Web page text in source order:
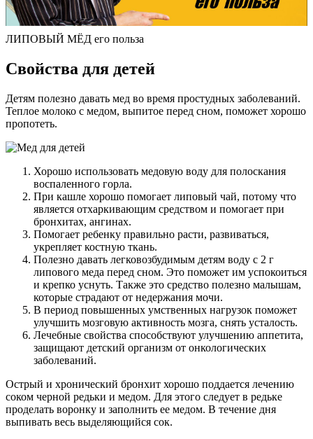
ЛИПОВЫЙ МЁД его польза
Свойства для детей
Детям полезно давать мед во время простудных заболеваний.
Теплое молоко с медом, выпитое перед сном, поможет хорошо
пропотеть.
Хорошо использовать медовую воду для полоскания
воспаленного горла.
При кашле хорошо помогает липовый чай, потому что
является отхаркивающим средством и помогает при
бронхитах, ангинах.
Помогает ребенку правильно расти, развиваться,
укрепляет костную ткань.
Полезно давать легковозбудимым детям воду с 2 г
липового меда перед сном. Это поможет им успокоиться
и крепко уснуть. Также это средство полезно малышам,
которые страдают от недержания мочи.
В период повышенных умственных нагрузок поможет
улучшить мозговую активность мозга, снять усталость.
Лечебные свойства способствуют улучшению аппетита,
защищают детский организм от онкологических
заболеваний.
Острый и хронический бронхит хорошо поддается лечению
соком черной редьки и медом. Для этого следует в редьке
проделать воронку и заполнить ее медом. В течение дня
выпивать весь выделяющийся сок.